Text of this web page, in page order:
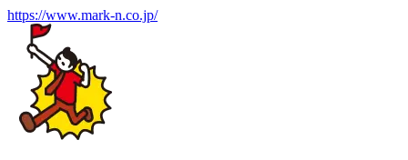
https://www.mark-n.co.jp/